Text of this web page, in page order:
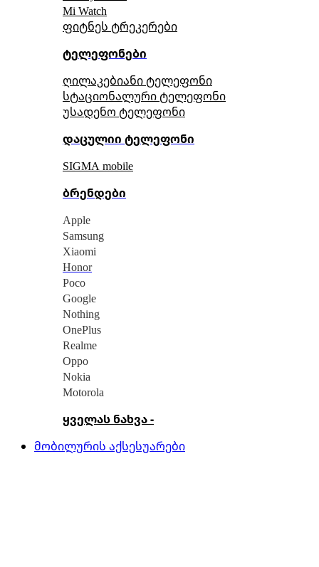
Mi Watch
ფიტნეს ტრეკერები
ტელეფონები
ღილაკებიანი ტელეფონი
სტაციონალური ტელეფონი
უსადენო ტელეფონი
დაცულიი ტელეფონი
SIGMA mobile
ბრენდები
Apple
Samsung
Xiaomi
Honor
Poco
Google
Nothing
OnePlus
Realme
Oppo
Nokia
Motorola
ყველას ნახვა -
მობილურის აქსესუარები